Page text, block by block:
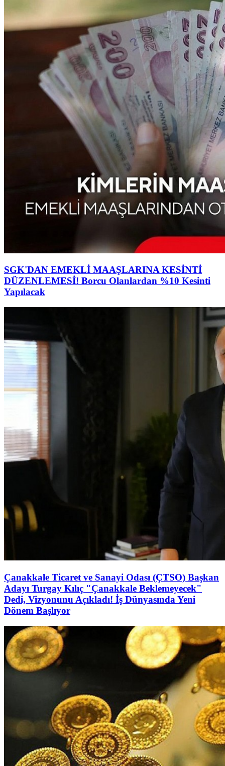
SGK'DAN EMEKLİ MAAŞLARINA KESİNTİ
DÜZENLEMESİ! Borcu Olanlardan %10 Kesinti
Yapılacak
Çanakkale Ticaret ve Sanayi Odası (ÇTSO) Başkan
Adayı Turgay Kılıç "Çanakkale Beklemeyecek"
Dedi, Vizyonunu Açıkladı! İş Dünyasında Yeni
Dönem Başlıyor